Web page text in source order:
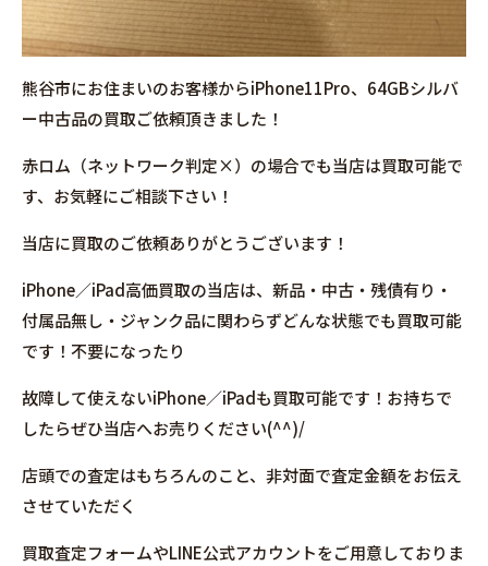
熊谷市にお住まいのお客様からiPhone11Pro、64GBシルバ
ー中古品の買取ご依頼頂きました！
赤ロム（ネットワーク判定×）の場合でも当店は買取可能で
す、お気軽にご相談下さい！
当店に買取のご依頼ありがとうございます！
iPhone／iPad高価買取の当店は、新品・中古・残債有り・
付属品無し・ジャンク品に関わらずどんな状態でも買取可能
です！不要になったり
故障して使えないiPhone／iPadも買取可能です！お持ちで
したらぜひ当店へお売りください(^^)/
店頭での査定はもちろんのこと、非対面で査定金額をお伝え
させていただく
買取査定フォームやLINE公式アカウントをご用意しておりま